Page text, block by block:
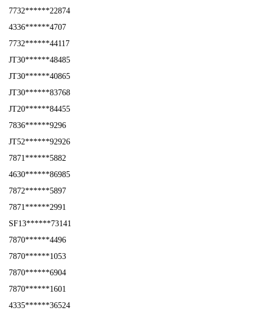
7732******22874
4336******4707
7732******44117
JT30******48485
JT30******40865
JT30******83768
JT20******84455
7836******9296
JT52******92926
7871******5882
4630******86985
7872******5897
7871******2991
SF13******73141
7870******4496
7870******1053
7870******6904
7870******1601
4335******36524